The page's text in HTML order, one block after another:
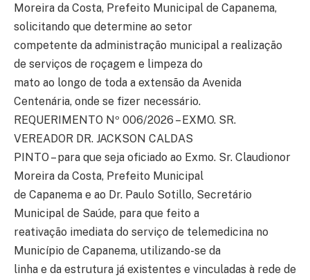
Moreira da Costa, Prefeito Municipal de Capanema,
solicitando que determine ao setor
competente da administração municipal a realização
de serviços de roçagem e limpeza do
mato ao longo de toda a extensão da Avenida
Centenária, onde se fizer necessário.
REQUERIMENTO Nº 006/2026 – EXMO. SR.
VEREADOR DR. JACKSON CALDAS
PINTO – para que seja oficiado ao Exmo. Sr. Claudionor
Moreira da Costa, Prefeito Municipal
de Capanema e ao Dr. Paulo Sotillo, Secretário
Municipal de Saúde, para que feito a
reativação imediata do serviço de telemedicina no
Município de Capanema, utilizando-se da
linha e da estrutura já existentes e vinculadas à rede de